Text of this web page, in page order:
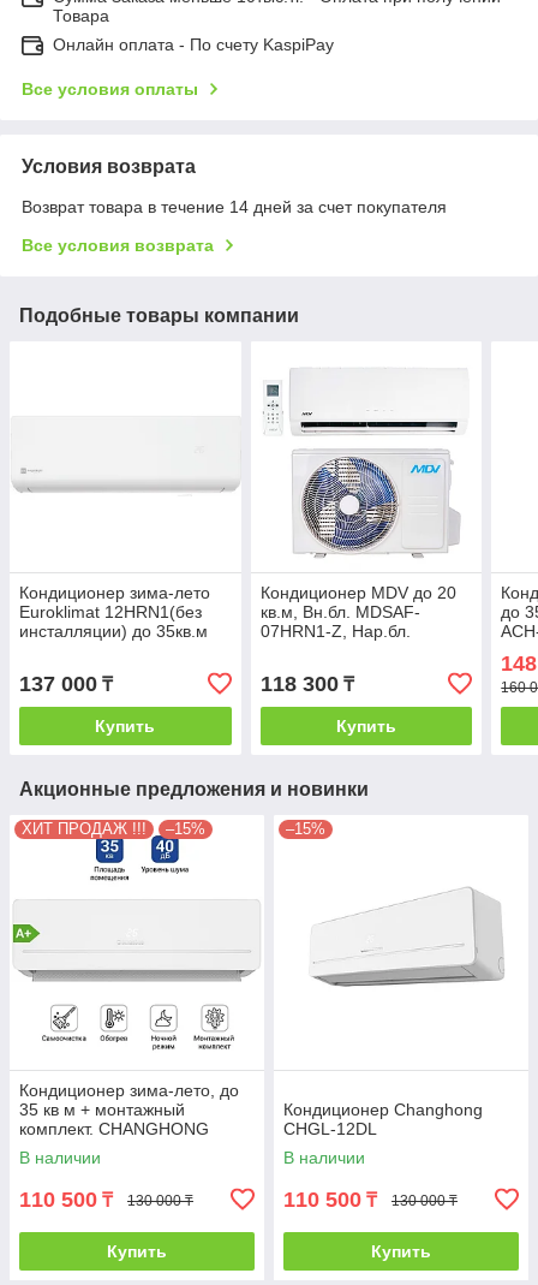
Товара
Онлайн оплата - По счету KaspiPay
Все условия оплаты
Условия возврата
Возврат товара в течение 14 дней за счет покупателя
Все условия возврата
Подобные товары компании
Кондиционер зима-лето
Euroklimat 12HRN1(без
инсталляции) до 35кв.м
137 000 ₸
Купить
Кондиционер MDV до 20
кв.м, Вн.бл. MDSAF-
07HRN1-Z, Нар.бл.
118 300₸
Купить
до
160
Акционные предложения и новинки
ХИТ ПРОДАЖ !!! –15%
Кондиционер зима-лето, до
35 кв м + монтажный
комплект. CHANGHONG
CHGL-12DL
В наличии
110 500 ₸ 130 000 ₸
Купить
–15%
Кондиционер Changhong
CHGL-12DL
В наличии
110 500 ₸ 130 000 ₸
Купить